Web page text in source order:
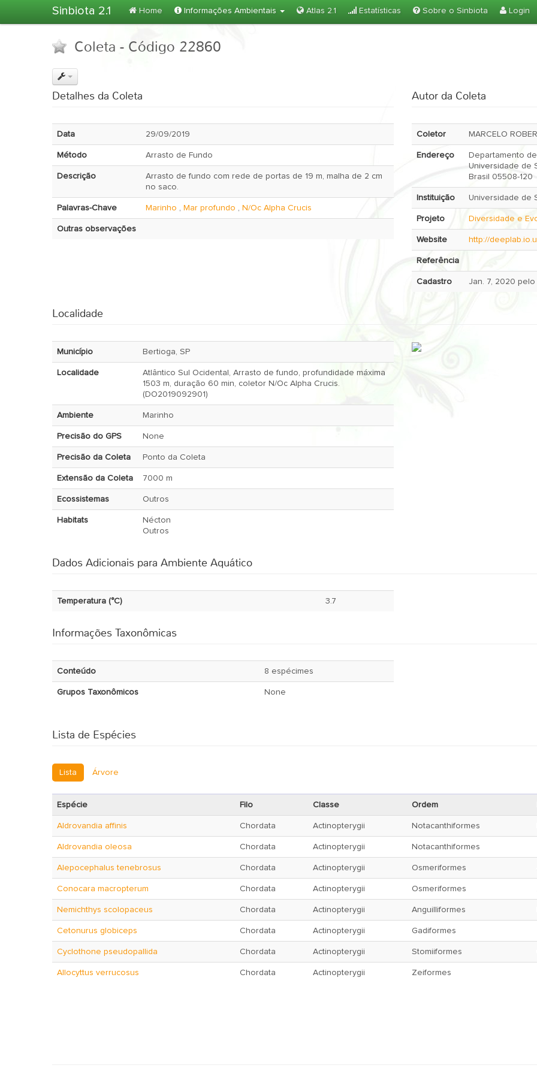
Sinbiota 2.1 Home Informações Ambientais Atlas 2.1 Estatísticas Sobre o Sinbiota Login
Coleta - Código 22860
Detalhes da Coleta
Data 29/09/2019
Método Arrasto de Fundo
Descrição
Arrasto de fundo com rede de portas de 19 m, malha de 2 cm
no saco.
Palavras-Chave Marinho , Mar profundo , N/Oc Alpha Crucis
Outras observações
Autor da Coleta
Coletor MARCELO
Endereço
Departamento de
Universidade de
Brasil 05508-120
Instituição Universidade de
Projeto Diversidade e
Website http://
Referência
Cadastro
Localidade
Município Bertioga, SP
Localidade
Atlântico Sul Ocidental, Arrasto de fundo, profundidade máxima
1503 m, duração 60 min, coletor N/Oc Alpha Crucis.
(DO2019092901)
Ambiente Marinho
Precisão do GPS None
Precisão da Coleta Ponto da Coleta
Extensão da Coleta 7000 m
Ecossistemas Outros
Habitats
Nécton
Outros
Dados Adicionais para Ambiente Aquático
Temperatura (°C) 3.7
Informações Taxonômicas
Conteúdo 8 espécimes
Grupos Taxonômicos None
Lista de Espécies
Lista Árvore
Espécie Filo Classe Ordem
Aldrovandia affinis Chordata Actinopterygii Notacanthiformes
Aldrovandia oleosa Chordata Actinopterygii Notacanthiformes
Alepocephalus tenebrosus Chordata Actinopterygii Osmeriformes
Conocara macropterum Chordata Actinopterygii Osmeriformes
Nemichthys scolopaceus Chordata Actinopterygii Anguilliformes
Cetonurus globiceps Chordata Actinopterygii Gadiformes
Cyclothone pseudopallida Chordata Actinopterygii Stomiiformes
Allocyttus verrucosus Chordata Actinopterygii Zeiformes